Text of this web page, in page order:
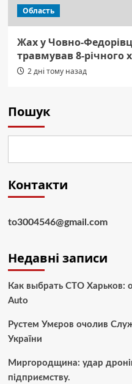
Область
Жах у Човно-
травмував 8-річного
2 дні тому назад
Пошук
Контакти
to3004546@gmail.com
Недавні записи
Как выбрать СТО Харьков:
Auto
Рустем Умєров очолив
України
Миргородщина: удар
підприємству.